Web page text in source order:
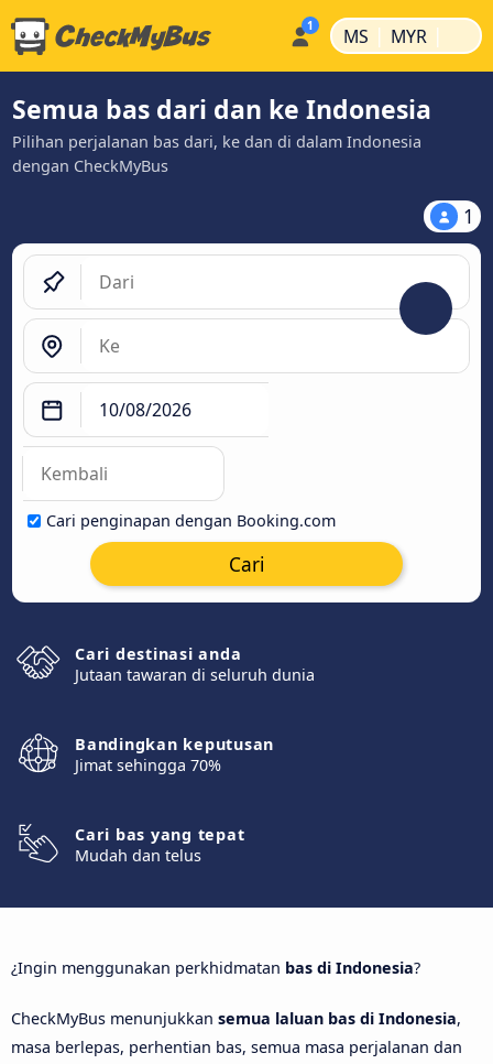
MS | MYR |
Semua bas dari dan ke Indonesia
Pilihan perjalanan bas dari, ke dan di dalam Indonesia
dengan CheckMyBus
1
Cari penginapan dengan Booking.com
Cari
Cari destinasi anda
Jutaan tawaran di seluruh dunia
Bandingkan keputusan
Jimat sehingga 70%
Cari bas yang tepat
Mudah dan telus
¿Ingin menggunakan perkhidmatan bas di Indonesia?
CheckMyBus menunjukkan semua laluan bas di Indonesia,
masa berlepas, perhentian bas, semua masa perjalanan dan